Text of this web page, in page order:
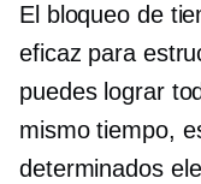
El bloqueo de
eficaz para
puedes lograr
mismo tiempo,
determinados